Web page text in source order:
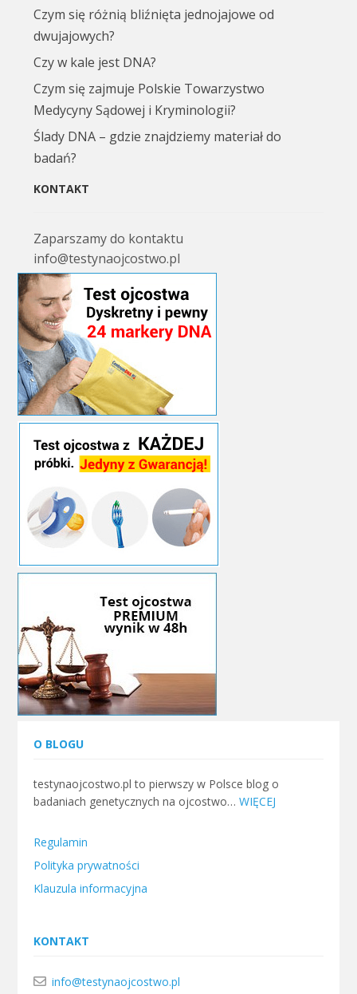
Czym się różnią bliźnięta jednojajowe od
dwujajowych?
Czy w kale jest DNA?
Czym się zajmuje Polskie Towarzystwo
Medycyny Sądowej i Kryminologii?
Ślady DNA – gdzie znajdziemy materiał do
badań?
KONTAKT
Zaparszamy do kontaktu
info@testynaojcostwo.pl
O BLOGU
testynaojcostwo.pl to pierwszy w Polsce blog o
badaniach genetycznych na ojcostwo…WIĘCEJ
Regulamin
Polityka prywatności
Klauzula informacyjna
KONTAKT
info@testynaojcostwo.pl